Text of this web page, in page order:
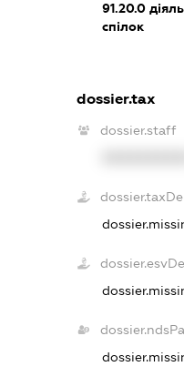
91.20.0
спілок
dossier.tax
dossier.staff